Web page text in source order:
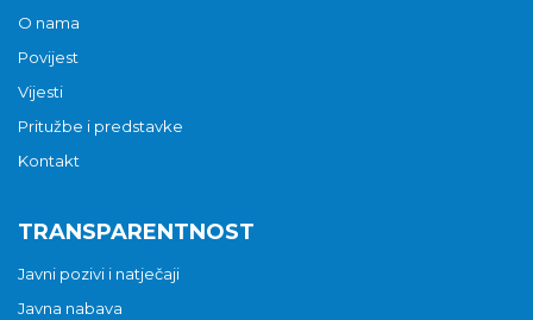
O nama
Povijest
Vijesti
Pritužbe i predstavke
Kontakt
TRANSPARENTNOST
Javni pozivi i natječaji
Javna nabava